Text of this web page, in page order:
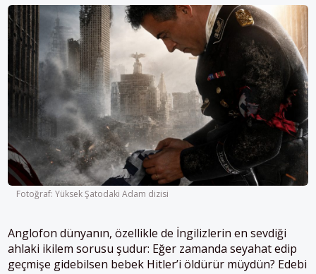
Fotoğraf: Yüksek Şatodaki Adam dizisi
Anglofon dünyanın, özellikle de İngilizlerin en sevdiği
ahlaki ikilem sorusu şudur: Eğer zamanda seyahat edip
geçmişe gidebilsen bebek Hitler’i öldürür müydün? Edebi